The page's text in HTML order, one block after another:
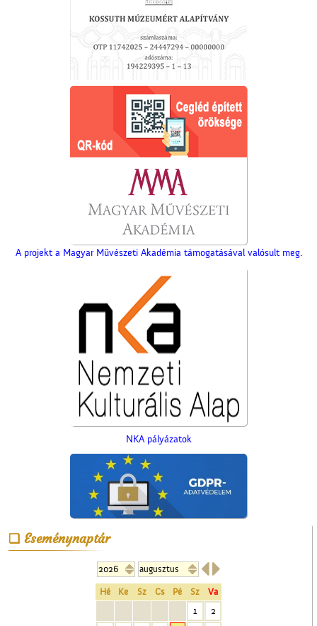
A projekt a Magyar Művészeti Akadémia támogatásával valósult meg.
NKA pályázatok
Eseménynaptár

Hé Ke Sz Cs Pé Sz
Va
1
2
A ceglédi kórházról